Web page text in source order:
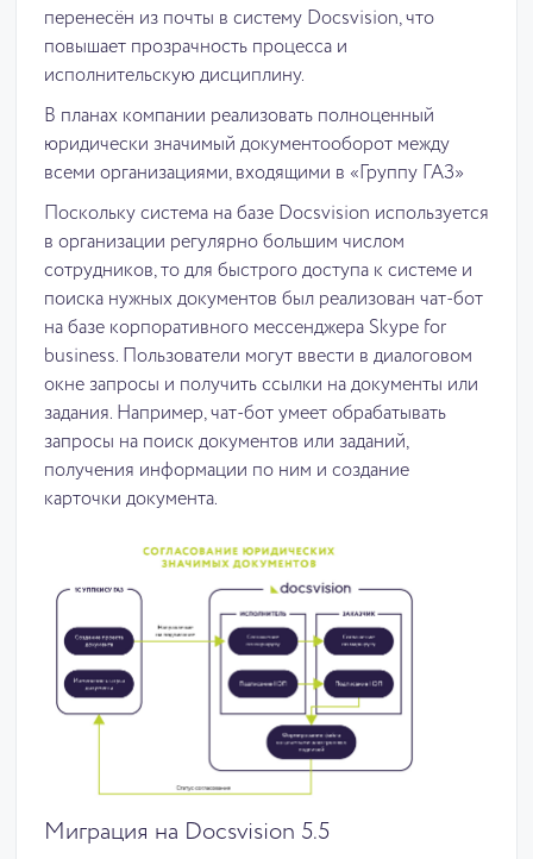
перенесён из почты в систему Docsvision, что
повышает прозрачность процесса и
исполнительскую дисциплину.
В планах компании реализовать полноценный
юридически значимый документооборот между
всеми организациями, входящими в «Группу ГАЗ»
Поскольку система на базе Docsvision используется
в организации регулярно большим числом
сотрудников, то для быстрого доступа к системе и
поиска нужных документов был реализован чат-бот
на базе корпоративного мессенджера Skype for
business. Пользователи могут ввести в диалоговом
окне запросы и получить ссылки на документы или
задания. Например, чат-бот умеет обрабатывать
запросы на поиск документов или заданий,
получения информации по ним и создание
карточки документа.
Миграция на Docsvision 5.5